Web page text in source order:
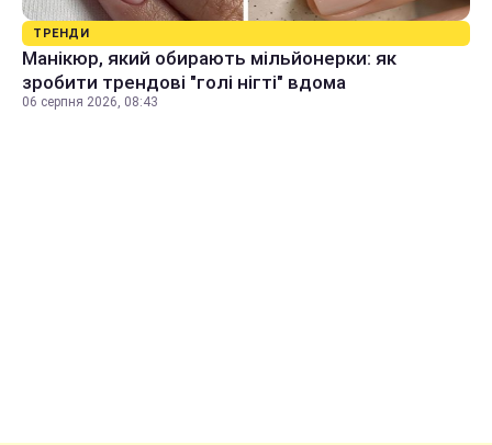
ТРЕНДИ
Манікюр, який обирають мільйонерки: як
зробити трендові "голі нігті" вдома
06 серпня 2026, 08:43